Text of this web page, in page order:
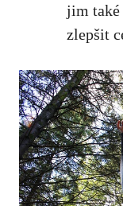
jim také
zlepšit